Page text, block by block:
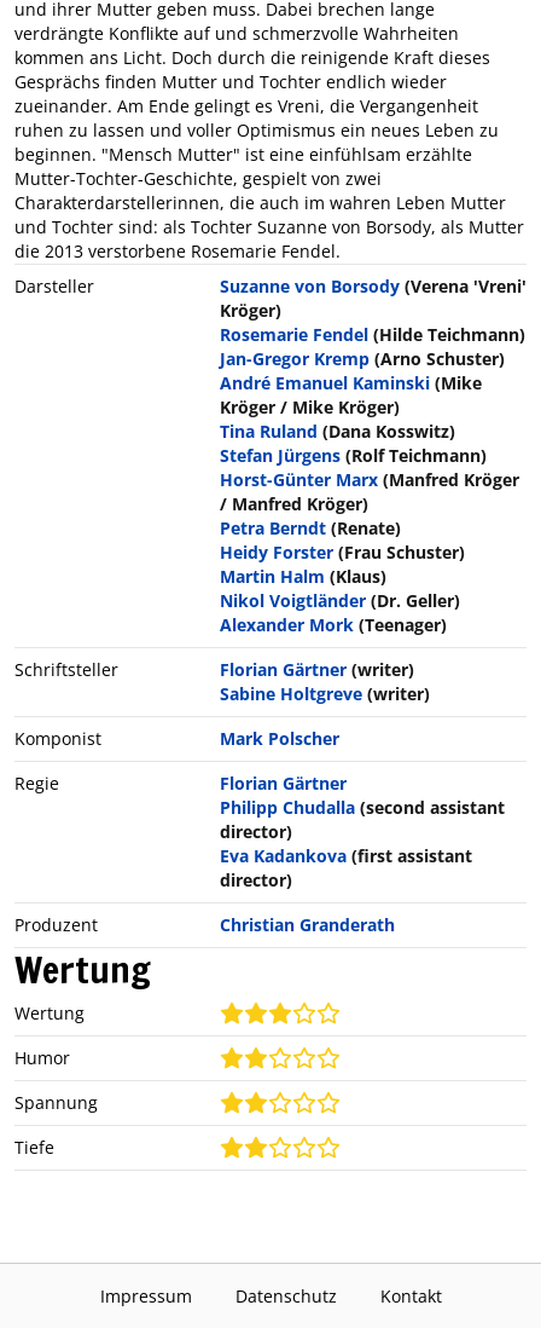
und ihrer Mutter geben muss. Dabei brechen lange
verdrängte Konflikte auf und schmerzvolle Wahrheiten
kommen ans Licht. Doch durch die reinigende Kraft dieses
Gesprächs finden Mutter und Tochter endlich wieder
zueinander. Am Ende gelingt es Vreni, die Vergangenheit
ruhen zu lassen und voller Optimismus ein neues Leben zu
beginnen. "Mensch Mutter" ist eine einfühlsam erzählte
Mutter-Tochter-Geschichte, gespielt von zwei
Charakterdarstellerinnen, die auch im wahren Leben Mutter
und Tochter sind: als Tochter Suzanne von Borsody, als Mutter
die 2013 verstorbene Rosemarie Fendel.
Darsteller
Suzanne von Borsody (Verena 'Vreni'
Kröger)
Rosemarie Fendel (Hilde Teichmann)
Jan-Gregor Kremp (Arno Schuster)
André Emanuel Kaminski (Mike
Kröger / Mike Kröger)
Tina Ruland (Dana Kosswitz)
Stefan Jürgens (Rolf Teichmann)
Horst-Günter Marx (Manfred Kröger
/ Manfred Kröger)
Petra Berndt (Renate)
Heidy Forster (Frau Schuster)
Martin Halm (Klaus)
Nikol Voigtländer (Dr. Geller)
Alexander Mork (Teenager)
Schriftsteller
Florian Gärtner (writer)
Sabine Holtgreve (writer)
Komponist
Mark Polscher
Regie
Florian Gärtner
Philipp Chudalla (second assistant
director)
Eva Kadankova (first assistant
director)
Produzent
Christian Granderath
Wertung
Wertung
Humor
Spannung
Tiefe
Impressum Datenschutz Kontakt